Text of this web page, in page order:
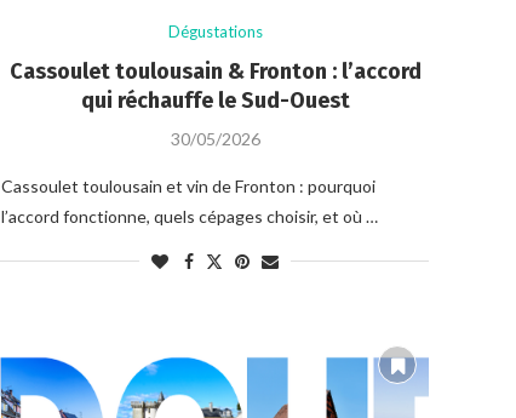
Dégustations
Cassoulet toulousain & Fronton : l’accord
qui réchauffe le Sud-Ouest
30/05/2026
Cassoulet toulousain et vin de Fronton : pourquoi
l’accord fonctionne, quels cépages choisir, et où …